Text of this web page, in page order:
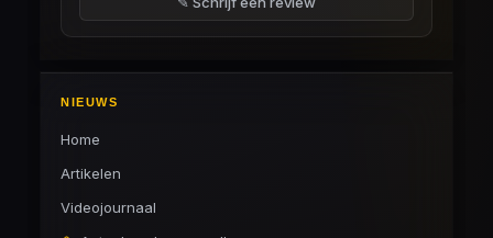
NIEUWS
Home
Artikelen
Videojournaal